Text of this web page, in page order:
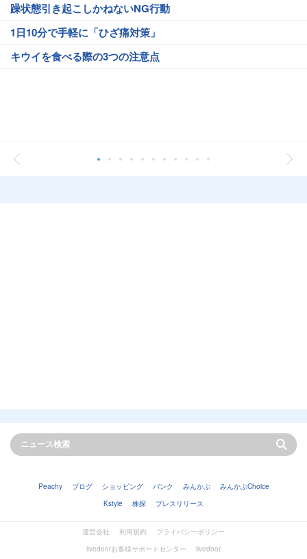
躁状態引き起こしかねないNG行動
1日10分で手軽に「ひざ痛対策」
キウイを食べる際の3つの注意点
Peachy ブログ ショッピング バンク みんかぶ
みんかぶChoice
Kstyle
株探 プレスリリース
運営会社 利用規約
プライバシーポリシー
livedoorお客様サポートセンター
livedoor